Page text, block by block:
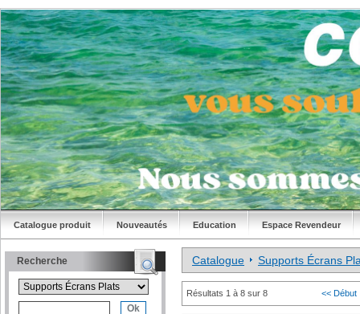
Catalogue produit Nouveautés Education Espace Revendeur
Recherche Catalogue Supports Écrans
Résultats 1 à 8 sur 8 << Début